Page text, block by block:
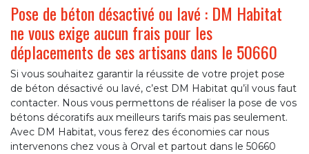
Pose de béton désactivé ou lavé : DM Habitat
ne vous exige aucun frais pour les
déplacements de ses artisans dans le 50660
Si vous souhaitez garantir la réussite de votre projet pose
de béton désactivé ou lavé, c’est DM Habitat qu’il vous faut
contacter. Nous vous permettons de réaliser la pose de vos
bétons décoratifs aux meilleurs tarifs mais pas seulement.
Avec DM Habitat, vous ferez des économies car nous
intervenons chez vous à Orval et partout dans le 50660